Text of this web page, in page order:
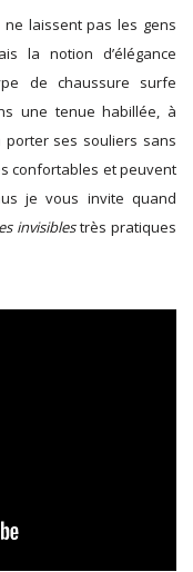
laissent pas les gens
la notion d’élégance
de chaussure surfe
une tenue habillée, à
ses souliers sans
confortables et peuvent
je vous invite quand
invisiblestrès pratiques